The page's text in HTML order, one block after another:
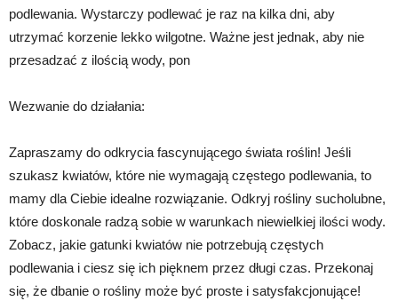
podlewania. Wystarczy podlewać je raz na kilka dni, aby
utrzymać korzenie lekko wilgotne. Ważne jest jednak, aby nie
przesadzać z ilością wody, pon
Wezwanie do działania:
Zapraszamy do odkrycia fascynującego świata roślin! Jeśli
szukasz kwiatów, które nie wymagają częstego podlewania, to
mamy dla Ciebie idealne rozwiązanie. Odkryj rośliny sucholubne,
które doskonale radzą sobie w warunkach niewielkiej ilości wody.
Zobacz, jakie gatunki kwiatów nie potrzebują częstych
podlewania i ciesz się ich pięknem przez długi czas. Przekonaj
się, że dbanie o rośliny może być proste i satysfakcjonujące!